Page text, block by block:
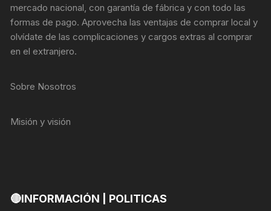
mercado nacional, con garantía de fábrica y con todo las
formas de pago. Aprovecha las ventajas de comprar local y
olvídate de las complicaciones y cargos extras al comprar
en el extranjero.
Sobre Nosotros
Misión y visión
🔴INFORMACIÓN | POLITICAS